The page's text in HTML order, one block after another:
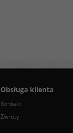
Obsługa klienta
Kontakt
Zwroty